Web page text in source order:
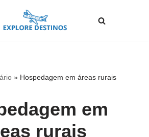
» Hospedagem em áreas rurais
em
rurais